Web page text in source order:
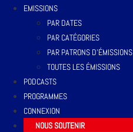
EMISSIONS
PAR DATES
PAR CATÉGORIES
PAR PATRONS D’ÉMISSIONS
TOUTES LES ÉMISSIONS
PODCASTS
PROGRAMMES
CONNEXION
NOUS SOUTENIR